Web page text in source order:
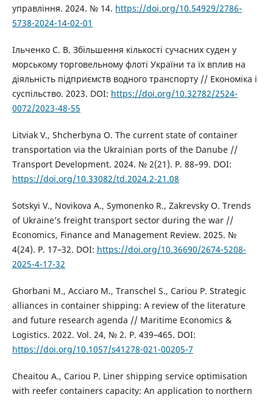
управління. 2024. № 14. https://doi.org/10.54929/2786-
5738-2024-14-02-01
Ільченко С. В. Збільшення кількості сучасних суден у
морському торговельному флоті України та їх вплив на
діяльність підприємств водного транспорту // Економіка і
суспільство. 2023. DOI: https://doi.org/10.32782/2524-
0072/2023-48-55
Litviak V., Shcherbyna O. The current state of container
transportation via the Ukrainian ports of the Danube //
Transport Development. 2024. № 2(21). P. 88–99. DOI:
https://doi.org/10.33082/td.2024.2-21.08
Sotskyi V., Novikova A., Symonenko R., Zakrevsky O. Trends
of Ukraine’s freight transport sector during the war //
Economics, Finance and Management Review. 2025. №
4(24). P. 17–32. DOI: https://doi.org/10.36690/2674-5208-
2025-4-17-32
Ghorbani M., Acciaro M., Transchel S., Cariou P. Strategic
alliances in container shipping: A review of the literature
and future research agenda // Maritime Economics &
Logistics. 2022. Vol. 24, № 2. P. 439–465. DOI:
https://doi.org/10.1057/s41278-021-00205-7
Cheaitou A., Cariou P. Liner shipping service optimisation
with reefer containers capacity: An application to northern